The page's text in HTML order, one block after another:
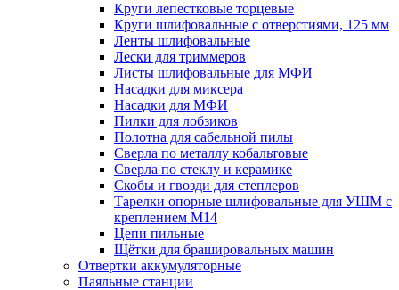
Круги лепестковые торцевые
Круги шлифовальные с отверстиями, 125 мм
Ленты шлифовальные
Лески для триммеров
Листы шлифовальные для МФИ
Насадки для миксера
Насадки для МФИ
Пилки для лобзиков
Полотна для сабельной пилы
Сверла по металлу кобальтовые
Сверла по стеклу и керамике
Скобы и гвозди для степлеров
Тарелки опорные шлифовальные для УШМ с
креплением М14
Цепи пильные
Щётки для брашировальных машин
Отвертки аккумуляторные
Паяльные станции